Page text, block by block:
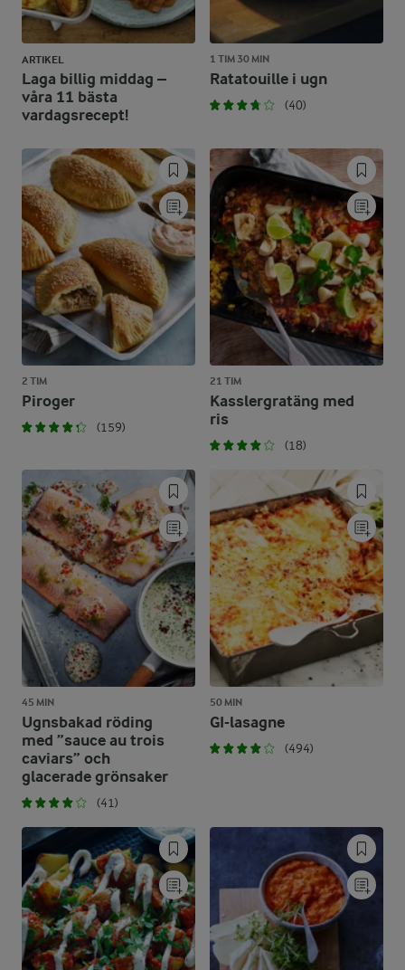
ARTIKEL
Laga billig middag –
våra 11 bästa
vardagsrecept!
1 TIM 30 MIN
Ratatouille i ugn
(40)
2 TIM
Piroger
(159)
21 TIM
Kasslergratäng med
ris
(18)
45 MIN
Ugnsbakad röding
med ”sauce au trois
caviars” och
glacerade grönsaker
(41)
50 MIN
GI-lasagne
(494)